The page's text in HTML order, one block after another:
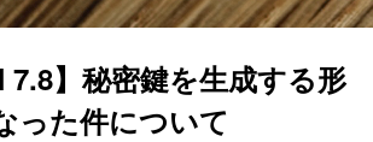
7.8】秘密鍵を生成する形
った件について